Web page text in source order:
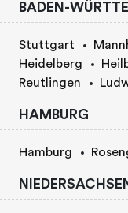
BADEN-
Stuttgart
Heidelberg
Reutlingen
HAMBURG
Hamburg